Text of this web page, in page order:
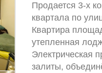
Продается 3-х
квартала по
Квартира
утепленная
Электрическая
залиты,